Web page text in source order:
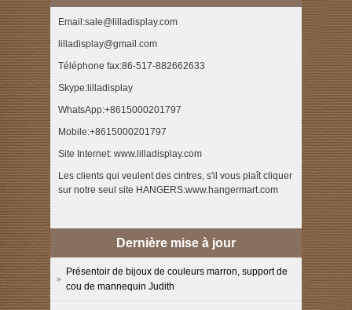
Email:sale@lilladisplay.com
lilladisplay@gmail.com
Téléphone fax:86-517-882662633
Skype:lilladisplay
WhatsApp:+8615000201797
Mobile:+8615000201797
Site Internet: www.lilladisplay.com
Les clients qui veulent des cintres, s'il vous plaît cliquer
sur notre seul site HANGERS:www.hangermart.com
Dernière mise à jour
Présentoir de bijoux de couleurs marron, support de
cou de mannequin Judith